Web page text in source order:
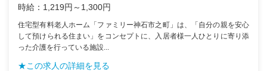
時給：1,219円～1,300円
住宅型有料老人ホーム「ファミリー神石市之町」は、「自分の親を安心
して預けられる住まい」をコンセプトに、入居者様一人ひとりに寄り添
った介護を行っている施設...
★この求人の詳細を見る